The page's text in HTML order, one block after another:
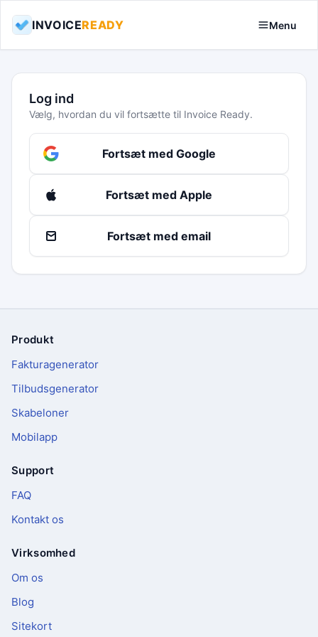
INVOICEREADY Menu
Log ind
Vælg, hvordan du vil fortsætte til Invoice Ready.
Fortsæt med Google
Fortsæt med Apple
Fortsæt med email
Sidefod
Produkt
Fakturagenerator
Tilbudsgenerator
Skabeloner
Mobilapp
Support
FAQ
Kontakt os
Virksomhed
Om os
Blog
Sitekort